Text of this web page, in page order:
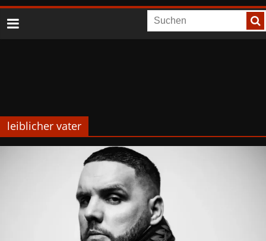
leiblicher vater